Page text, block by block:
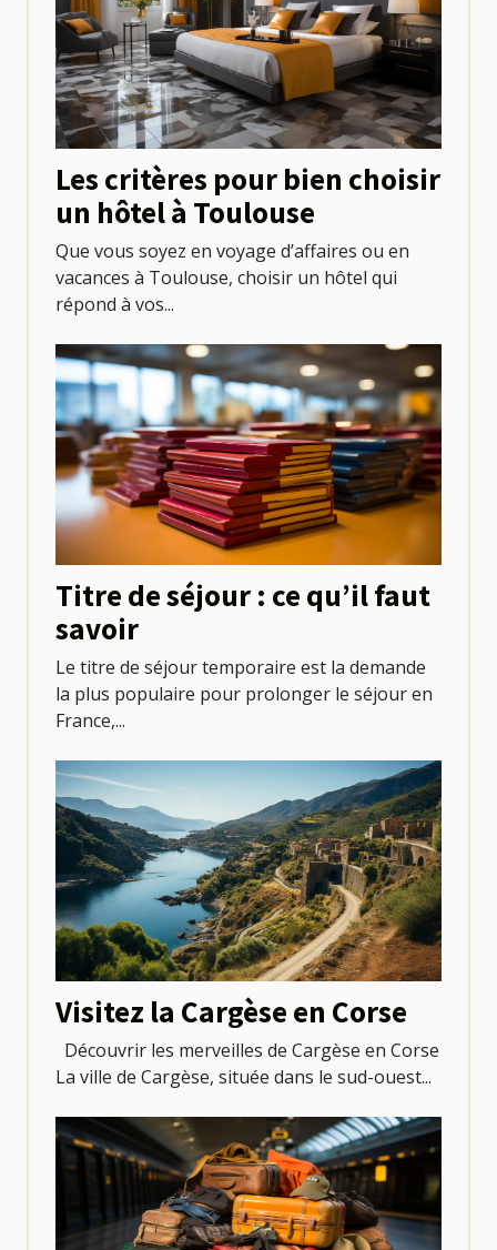
Les critères pour bien choisir
un hôtel à Toulouse
Que vous soyez en voyage d’affaires ou en
vacances à Toulouse, choisir un hôtel qui
répond à vos...
Titre de séjour : ce qu’il faut
savoir
Le titre de séjour temporaire est la demande
la plus populaire pour prolonger le séjour en
France,...
Visitez la Cargèse en Corse
Découvrir les merveilles de Cargèse en Corse
La ville de Cargèse, située dans le sud-ouest...